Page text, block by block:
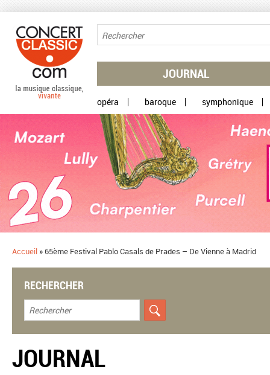
JOURNAL
opéra baroque symphonique
Accueil »65ème Festival Pablo Casals de Prades – De Vienne à Madrid
RECHERCHER
JOURNAL